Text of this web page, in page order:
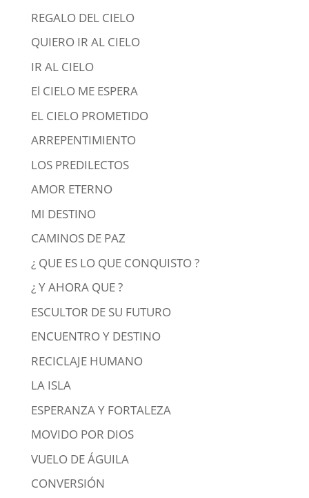
REGALO DEL CIELO
QUIERO IR AL CIELO
IR AL CIELO
El CIELO ME ESPERA
EL CIELO PROMETIDO
ARREPENTIMIENTO
LOS PREDILECTOS
AMOR ETERNO
MI DESTINO
CAMINOS DE PAZ
¿ QUE ES LO QUE CONQUISTO ?
¿ Y AHORA QUE ?
ESCULTOR DE SU FUTURO
ENCUENTRO Y DESTINO
RECICLAJE HUMANO
LA ISLA
ESPERANZA Y FORTALEZA
MOVIDO POR DIOS
VUELO DE ÁGUILA
CONVERSIÓN